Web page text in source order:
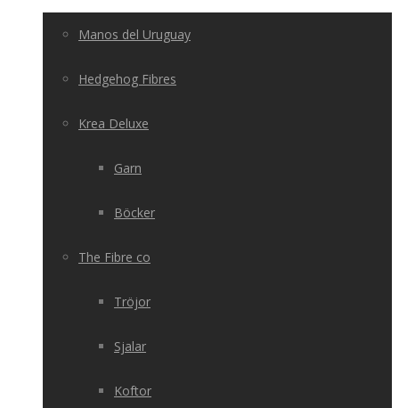
Manos del Uruguay
Hedgehog Fibres
Krea Deluxe
Garn
Böcker
The Fibre co
Tröjor
Sjalar
Koftor